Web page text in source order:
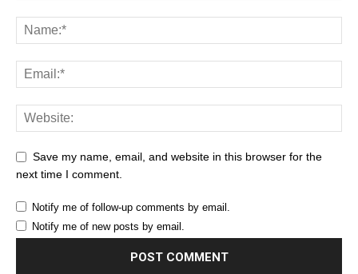
Save my name, email, and website in this browser for the
next time I comment.
Notify me of follow-up comments by email.
Notify me of new posts by email.